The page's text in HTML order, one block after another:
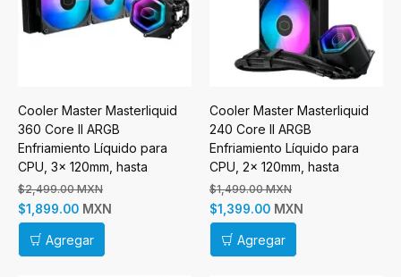
Cooler Master Masterliquid
360 Core II ARGB
Enfriamiento Líquido para
CPU, 3x 120mm, hasta
1750RPM, Negro
$2,499.00 MXN
$1,899.00 MXN
Agregar
Cooler Master Masterliquid
240 Core II ARGB
Enfriamiento Líquido para
CPU, 2x 120mm, hasta
1750RPM, Negro
$1,499.00 MXN
$1,399.00 MXN
Agregar